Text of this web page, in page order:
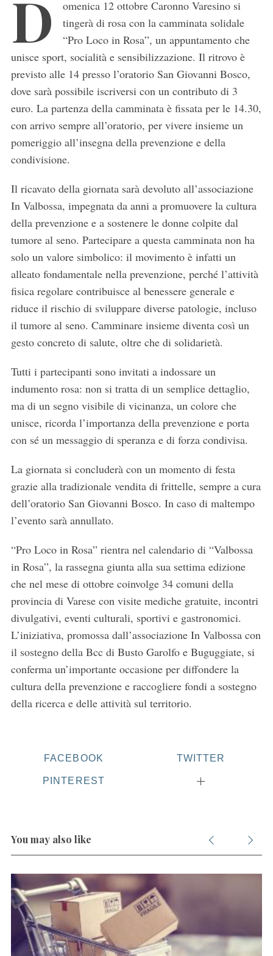
D
omenica 12 ottobre Caronno Varesino si
tingerà di rosa con la camminata solidale
“Pro Loco in Rosa”, un appuntamento che
unisce sport, socialità e sensibilizzazione. Il ritrovo è
previsto alle 14 presso l’oratorio San Giovanni Bosco,
dove sarà possibile iscriversi con un contributo di 3
euro. La partenza della camminata è fissata per le 14.30,
con arrivo sempre all’oratorio, per vivere insieme un
pomeriggio all’insegna della prevenzione e della
condivisione.
Il ricavato della giornata sarà devoluto all’associazione
In Valbossa, impegnata da anni a promuovere la cultura
della prevenzione e a sostenere le donne colpite dal
tumore al seno. Partecipare a questa camminata non ha
solo un valore simbolico: il movimento è infatti un
alleato fondamentale nella prevenzione, perché l’attività
fisica regolare contribuisce al benessere generale e
riduce il rischio di sviluppare diverse patologie, incluso
il tumore al seno. Camminare insieme diventa così un
gesto concreto di salute, oltre che di solidarietà.
Tutti i partecipanti sono invitati a indossare un
indumento rosa: non si tratta di un semplice dettaglio,
ma di un segno visibile di vicinanza, un colore che
unisce, ricorda l’importanza della prevenzione e porta
con sé un messaggio di speranza e di forza condivisa.
La giornata si concluderà con un momento di festa
grazie alla tradizionale vendita di frittelle, sempre a cura
dell’oratorio San Giovanni Bosco. In caso di maltempo
l’evento sarà annullato.
“Pro Loco in Rosa” rientra nel calendario di “Valbossa
in Rosa”, la rassegna giunta alla sua settima edizione
che nel mese di ottobre coinvolge 34 comuni della
provincia di Varese con visite mediche gratuite, incontri
divulgativi, eventi culturali, sportivi e gastronomici.
L’iniziativa, promossa dall’associazione In Valbossa con
il sostegno della Bcc di Busto Garolfo e Buguggiate, si
conferma un’importante occasione per diffondere la
cultura della prevenzione e raccogliere fondi a sostegno
della ricerca e delle attività sul territorio.
FACEBOOK TWITTER
PINTEREST
You may also like
S
e
a
r